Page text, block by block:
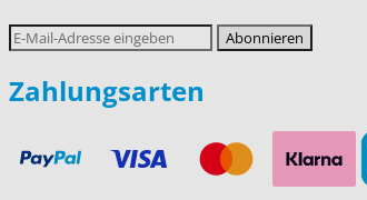
E-
Mail-
Adresse
Abonnieren
Zahlungsarten